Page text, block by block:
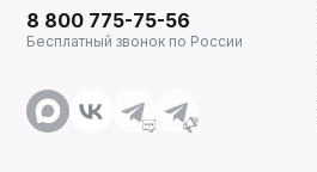
8 800 775-75-56
Бесплатный звонок по России